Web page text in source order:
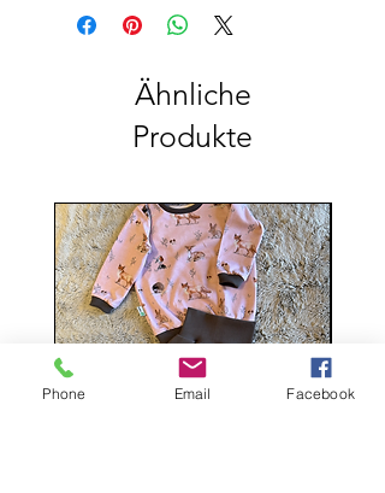
Ähnliche
Produkte
Phone Email Facebook